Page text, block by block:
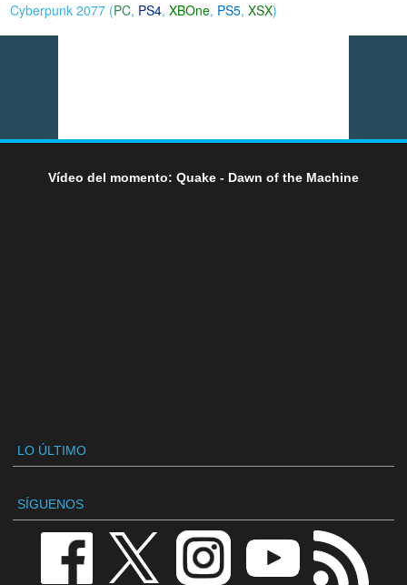
Cyberpunk 2077 (PC, PS4,XBOne, PS5,XSX)
Vídeo del momento: Quake - Dawn of the Machine
LO ÚLTIMO
SÍGUENOS